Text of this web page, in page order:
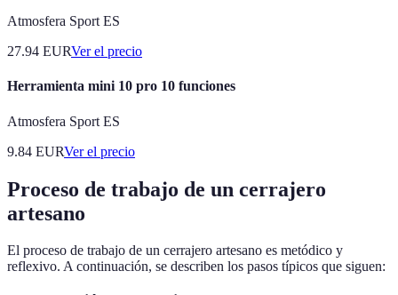
Atmosfera Sport ES
27.94 EURVer el precio
Herramienta mini 10 pro 10 funciones
Atmosfera Sport ES
9.84 EURVer el precio
Proceso de trabajo de un cerrajero
artesano
El proceso de trabajo de un cerrajero artesano es metódico y
reflexivo. A continuación, se describen los pasos típicos que siguen: